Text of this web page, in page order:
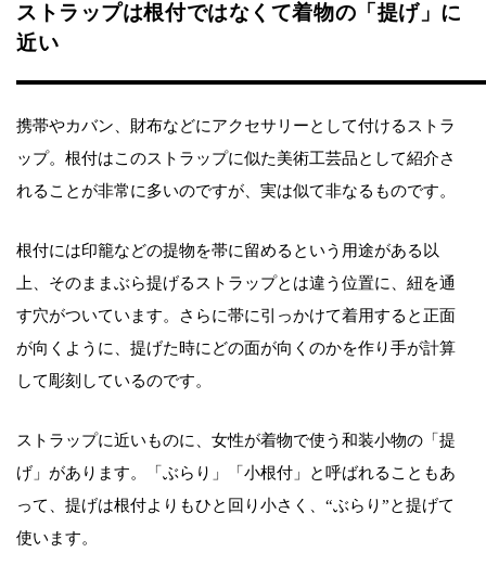
ストラップは根付ではなくて着物の「提げ」に
近い
携帯やカバン、財布などにアクセサリーとして付けるストラ
ップ。根付はこのストラップに似た美術工芸品として紹介さ
れることが非常に多いのですが、実は似て非なるものです。
根付には印籠などの提物を帯に留めるという用途がある以
上、そのままぶら提げるストラップとは違う位置に、紐を通
す穴がついています。さらに帯に引っかけて着用すると正面
が向くように、提げた時にどの面が向くのかを作り手が計算
して彫刻しているのです。
ストラップに近いものに、女性が着物で使う和装小物の「提
げ」があります。「ぶらり」「小根付」と呼ばれることもあ
って、提げは根付よりもひと回り小さく、“ぶらり”と提げて
使います。